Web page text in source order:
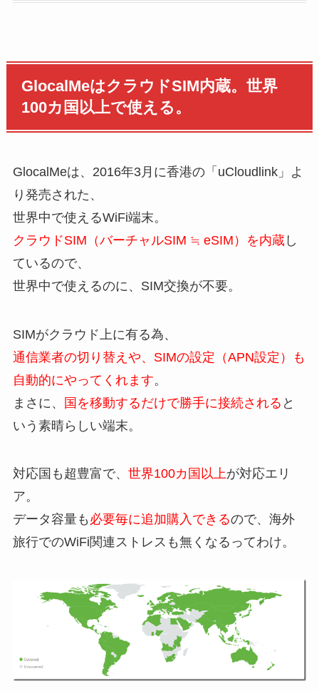
GlocalMeはクラウドSIM内蔵。世界
100カ国以上で使える。
GlocalMeは、2016年3月に香港の「uCloudlink」よ
り発売された、
世界中で使えるWiFi端末。
クラウドSIM（バーチャルSIM ≒ eSIM）を内蔵し
ているので、
世界中で使えるのに、SIM交換が不要。
SIMがクラウド上に有る為、
通信業者の切り替えや、SIMの設定（APN設定）も
自動的にやってくれます。
まさに、
国を移動するだけで勝手に接続される と
いう素晴らしい端末。
対応国も超豊富で、 世界100カ国以上が対応エリ
ア。
データ容量も 必要毎に追加購入できるので、海外
旅行でのWiFi関連ストレスも無くなるってわけ。